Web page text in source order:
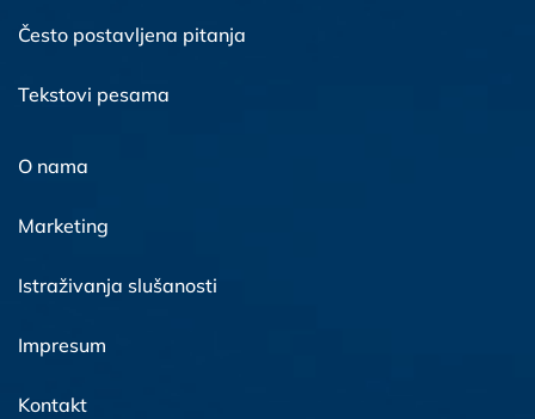
Često postavljena pitanja
Tekstovi pesama
O nama
Marketing
Istraživanja slušanosti
Impresum
Kontakt